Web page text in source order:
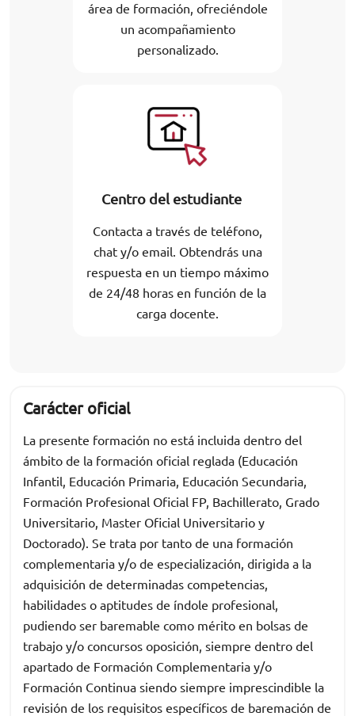
área de formación, ofreciéndole
un acompañamiento
personalizado.
Centro del estudiante
Contacta a través de teléfono,
chat y/o email. Obtendrás una
respuesta en un tiempo máximo
de 24/48 horas en función de la
carga docente.
Carácter oficial
La presente formación no está incluida dentro del
ámbito de la formación oficial reglada (Educación
Infantil, Educación Primaria, Educación Secundaria,
Formación Profesional Oficial FP, Bachillerato, Grado
Universitario, Master Oficial Universitario y
Doctorado). Se trata por tanto de una formación
complementaria y/o de especialización, dirigida a la
adquisición de determinadas competencias,
habilidades o aptitudes de índole profesional,
pudiendo ser baremable como mérito en bolsas de
trabajo y/o concursos oposición, siempre dentro del
apartado de Formación Complementaria y/o
Formación Continua siendo siempre imprescindible la
revisión de los requisitos específicos de baremación de